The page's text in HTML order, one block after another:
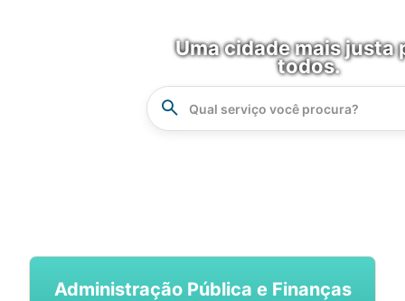
Uma cidade mais justa
todos.
Administração Pública e Finanças